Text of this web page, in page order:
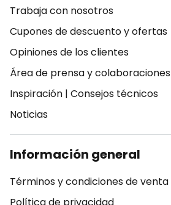
Trabaja con nosotros
Cupones de descuento y ofertas
Opiniones de los clientes
Área de prensa y colaboraciones
Inspiración | Consejos técnicos
Noticias
Información general
Términos y condiciones de venta